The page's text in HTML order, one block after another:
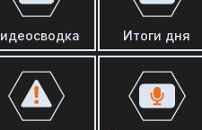
Итоги дня